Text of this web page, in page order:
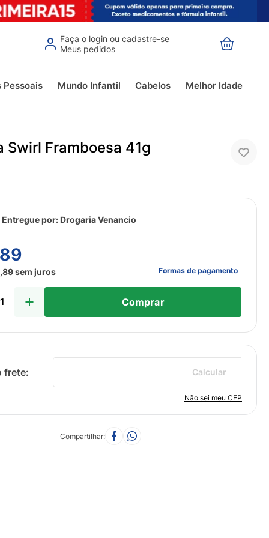
Faça o login ou cadastre-se
Meus pedidos
Pessoais Mundo Infantil Cabelos Melhor Idade
Swirl Framboesa 41g
Entregue por: Drogaria Venancio
89
,89sem juros Formas de pagamento
Comprar
Não sei meu CEP
Calcular
Compartilhar